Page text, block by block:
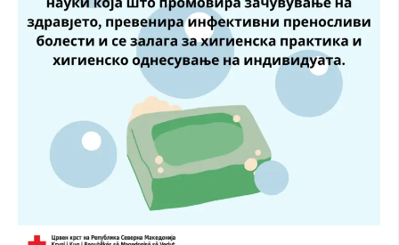
ПОДГОТВЕНОСТ И ДЕЈСТВО ПРИ КАТАСТРОФИ
ТИМОВИ НА ООЦК
СПАСИТЕЛНА СТАНИЦА ВОДНО
ПРОЕКТИ – ПОДГОТВЕНОСТ И ДЕЈСТВУВАЊЕ ПРИ КАТАСТРОФИ
ОДНОСИ СО ЈАВНОСТ
ИСТРАЖУВАЊЕ НА ЈАВНО МИСЛЕЊЕ